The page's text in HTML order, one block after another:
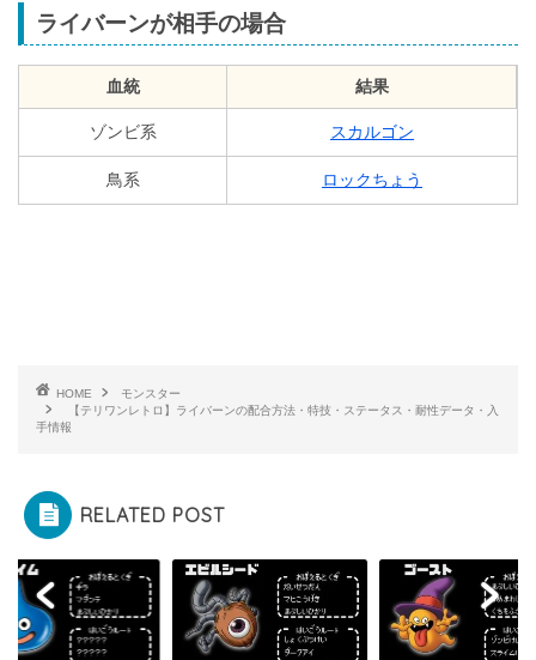
ライバーンが相手の場合
血統 結果
ゾンビ系 スカルゴン
鳥系 ロックちょう
HOME
モンスター
【テリワンレトロ】ライバーンの配合方法・特技・ステータス・耐性データ・入
手情報
RELATED POST